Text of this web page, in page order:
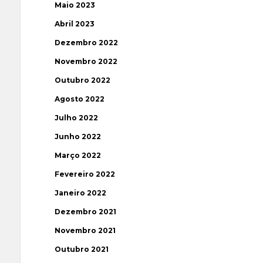
Maio 2023
Abril 2023
Dezembro 2022
Novembro 2022
Outubro 2022
Agosto 2022
Julho 2022
Junho 2022
Março 2022
Fevereiro 2022
Janeiro 2022
Dezembro 2021
Novembro 2021
Outubro 2021